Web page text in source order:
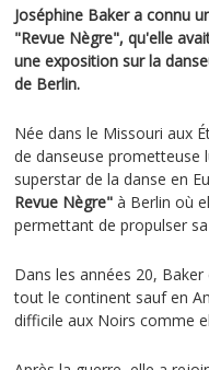
Joséphine Baker a connu
"Revue Nègre", qu'elle
une exposition sur la
de Berlin.
Née dans le Missouri aux
de danseuse prometteuse
superstar de la danse en
Revue Nègre" à Berlin où
permettant de propulser
Dans les années 20,
tout le continent sauf en
difficile aux Noirs comme